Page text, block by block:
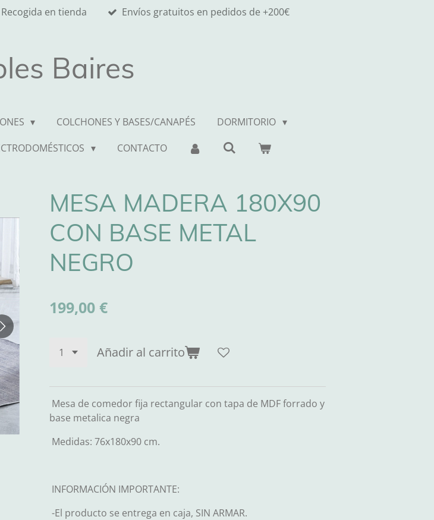
Recogida en tienda Envíos gratuitos en pedidos de +200€
Baires
COLCHONES Y BASES/CANAPÉS
DORMITORIO
CONTACTO
MESA MADERA 180X90
CON BASE METAL
NEGRO
199,00 €
Añadir al carrito
Mesa de comedor fija rectangular con tapa de MDF forrado y
base metalica negra
Medidas: 76x180x90 cm.
INFORMACIÓN IMPORTANTE:
-El producto se entrega en caja, SIN ARMAR.